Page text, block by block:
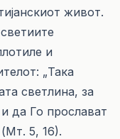
живот.
и
„Така
светлина, за
да Го прослават
5, 16).